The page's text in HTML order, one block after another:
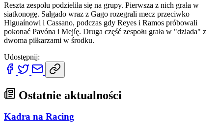
Reszta zespołu podzieliła się na grupy. Pierwsza z nich grała w
siatkonogę. Salgado wraz z Gago rozegrali mecz przeciwko
Higuaínowi i Cassano, podczas gdy Reyes i Ramos próbowali
pokonać Pavóna i Mejíę. Druga część zespołu grała w "dziada" z
dwoma piłkarzami w środku.
Udostępnij:
Ostatnie aktualności
Kadra na Racing